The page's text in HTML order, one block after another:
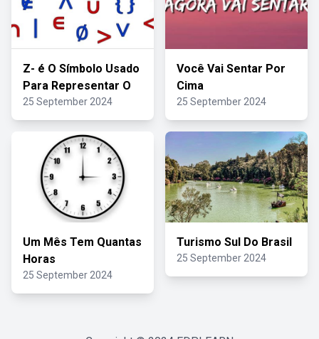
Z- é O Símbolo Usado
Para Representar O
25 September 2024
Você Vai Sentar Por
Cima
25 September 2024
Um Mês Tem Quantas
Horas
25 September 2024
Turismo Sul Do Brasil
25 September 2024